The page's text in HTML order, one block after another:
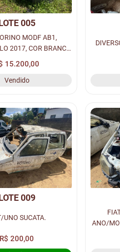
005
MODF AB1,
2017, COR BRANCA
GASOLINA, PLACA:
RENAVAM:
15.200,00
Vendido
009
UNO SUCATA.
R$ 200,00
ANO/
A